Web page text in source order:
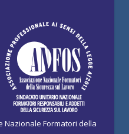
Nazionale Formatori della